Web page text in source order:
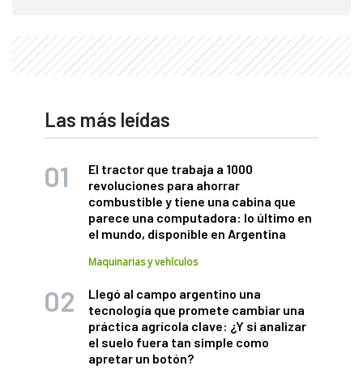
Las más leídas
El tractor que trabaja a 1000
revoluciones para ahorrar
combustible y tiene una cabina que
parece una computadora: lo último en
el mundo, disponible en Argentina
Maquinarias y vehículos
Llegó al campo argentino una
tecnología que promete cambiar una
práctica agrícola clave: ¿Y si analizar
el suelo fuera tan simple como
apretar un botón?